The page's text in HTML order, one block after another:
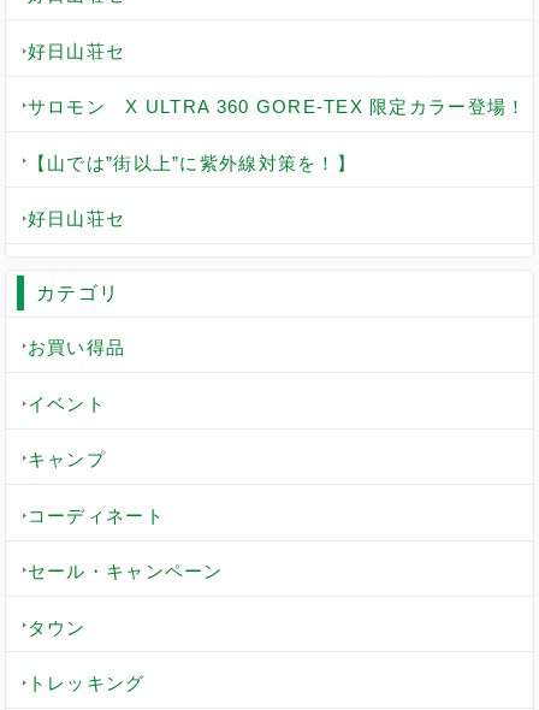
好日山荘セ
サロモン X ULTRA 360 GORE-TEX 限定カラー登場！
【山では”街以上”に紫外線対策を！】
好日山荘セ
カテゴリ
お買い得品
イベント
キャンプ
コーディネート
セール・キャンペーン
タウン
トレッキング